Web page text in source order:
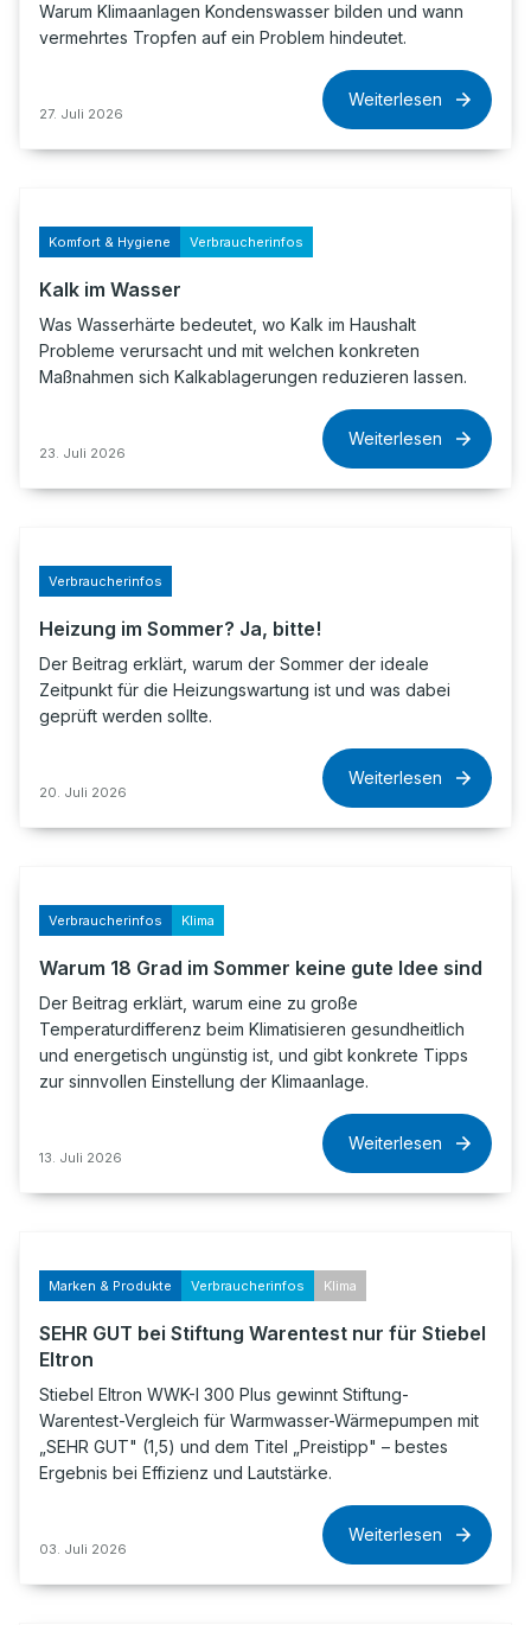
Warum Klimaanlagen Kondenswasser bilden und wann
vermehrtes Tropfen auf ein Problem hindeutet.
27. Juli 2026
Weiterlesen
Komfort & Hygiene Verbraucherinfos
Kalk im Wasser
Was Wasserhärte bedeutet, wo Kalk im Haushalt
Probleme verursacht und mit welchen konkreten
Maßnahmen sich Kalkablagerungen reduzieren lassen.
23. Juli 2026
Weiterlesen
Verbraucherinfos
Heizung im Sommer? Ja, bitte!
Der Beitrag erklärt, warum der Sommer der ideale
Zeitpunkt für die Heizungswartung ist und was dabei
geprüft werden sollte.
20. Juli 2026
Weiterlesen
Verbraucherinfos Klima
Warum 18 Grad im Sommer keine gute Idee sind
Der Beitrag erklärt, warum eine zu große
Temperaturdifferenz beim Klimatisieren gesundheitlich
und energetisch ungünstig ist, und gibt konkrete Tipps
zur sinnvollen Einstellung der Klimaanlage.
13. Juli 2026
Weiterlesen
Marken & Produkte Verbraucherinfos Klima
SEHR GUT bei Stiftung Warentest nur für Stiebel
Eltron
Stiebel Eltron WWK-I 300 Plus gewinnt Stiftung-
Warentest-Vergleich für Warmwasser-Wärmepumpen mit
„SEHR GUT" (1,5) und dem Titel „Preistipp" – bestes
Ergebnis bei Effizienz und Lautstärke.
03. Juli 2026
Weiterlesen